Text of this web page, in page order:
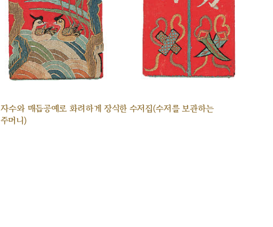
자수와 매듭공예로 화려하게 장식한 수저집(수저를 보관하는
주머니)